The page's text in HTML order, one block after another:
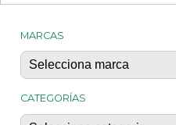
MARCAS
CATEGORÍAS